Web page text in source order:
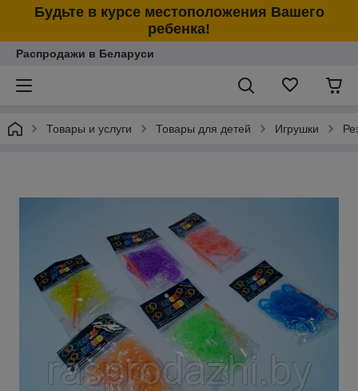
Будьте в курсе местоположения Вашего
ребенка!
Распродажи в Беларуси
Товары и услуги Товары для детей Игрушки